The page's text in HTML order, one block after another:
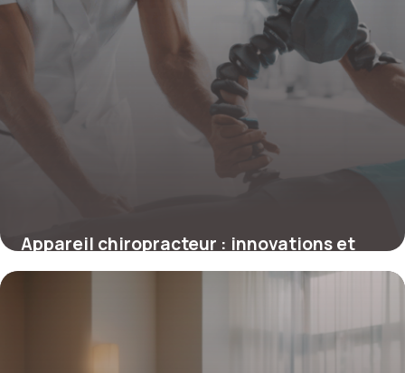
Appareil chiropracteur : innovations et
usages dans la prise en charge musculo-